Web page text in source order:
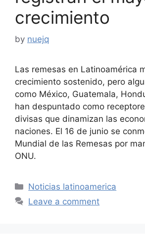
crecimiento
by nuejq
Las remesas en Latinoamérica
crecimiento sostenido, pero
como México, Guatemala,
han despuntado como
divisas que dinamizan las
naciones. El 16 de junio se
Mundial de las Remesas por
ONU.
Categories
Noticias latinoamerica
Leave a comment